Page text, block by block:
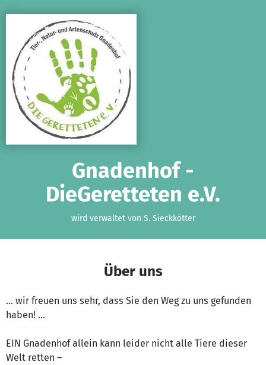
Gnadenhof -
DieGeretteten e.V.
wird verwaltet von S. Sieckkötter
Über uns
… wir freuen uns sehr, dass Sie den Weg zu uns gefunden
haben! …
EIN Gnadenhof allein kann leider nicht alle Tiere dieser
Welt retten –